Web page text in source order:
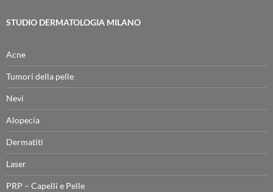
STUDIO DERMATOLOGIA MILANO
Acne
Tumori della pelle
Nevi
Alopecia
Dermatiti
Laser
PRP – Capelli e Pelle